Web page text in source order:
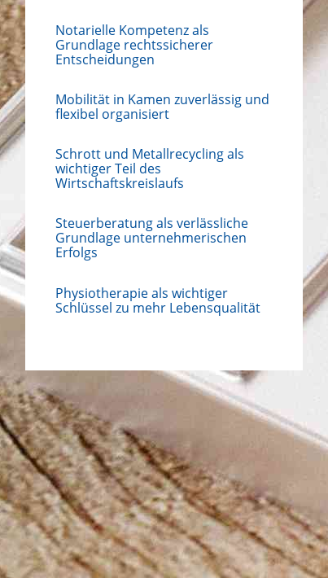
Notarielle Kompetenz als
Grundlage rechtssicherer
Entscheidungen
Mobilität in Kamen zuverlässig und
flexibel organisiert
Schrott und Metallrecycling als
wichtiger Teil des
Wirtschaftskreislaufs
Steuerberatung als verlässliche
Grundlage unternehmerischen
Erfolgs
Physiotherapie als wichtiger
Schlüssel zu mehr Lebensqualität